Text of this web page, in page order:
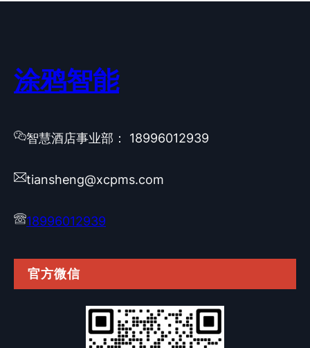
涂鸦智能
智慧酒店事业部： 18996012939
tiansheng@xcpms.com
18996012939
官方微信